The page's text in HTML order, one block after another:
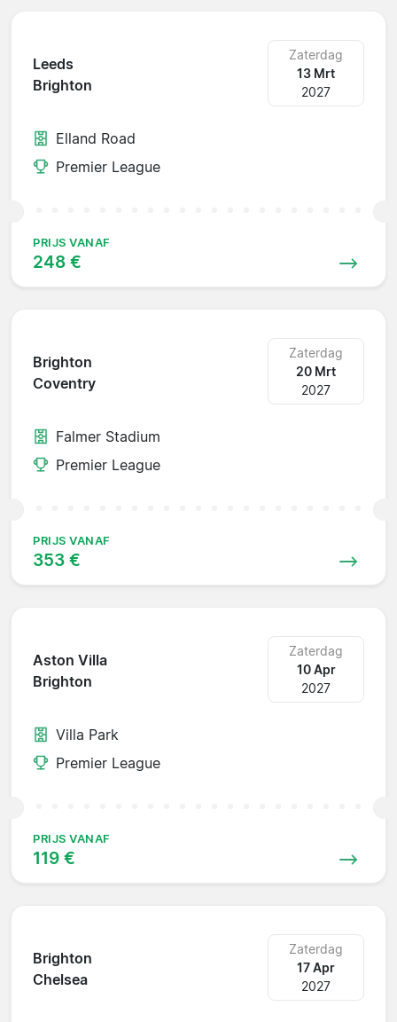
Leeds
Brighton
Zaterdag
13 Mrt
2027
Elland Road
Premier League
PRIJS VANAF
248 €
Brighton
Coventry
Zaterdag
20 Mrt
2027
Falmer Stadium
Premier League
PRIJS VANAF
353 €
Aston Villa
Brighton
Zaterdag
10 Apr
2027
Villa Park
Premier League
PRIJS VANAF
119 €
Brighton
Chelsea
Zaterdag
17 Apr
2027